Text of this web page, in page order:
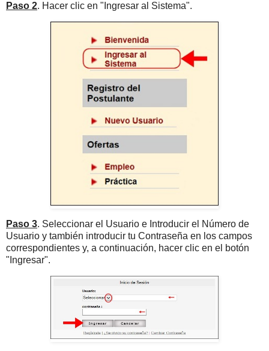
Paso 2. Hacer clic en "Ingresar al Sistema".
Paso 3. Seleccionar el Usuario e Introducir el Número de
Usuario y también introducir tu Contraseña en los campos
correspondientes y, a continuación, hacer clic en el botón
"Ingresar".